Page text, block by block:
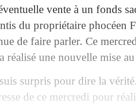
vente à un fonds
du propriétaire phocéen
de faire parler. Ce
réalisé une nouvelle mise
surpris pour dire la
de ce mercredi pour
d'Allegri sans
a une touche en Liga
pourrait être prêté
: le CUP à fond derrière le